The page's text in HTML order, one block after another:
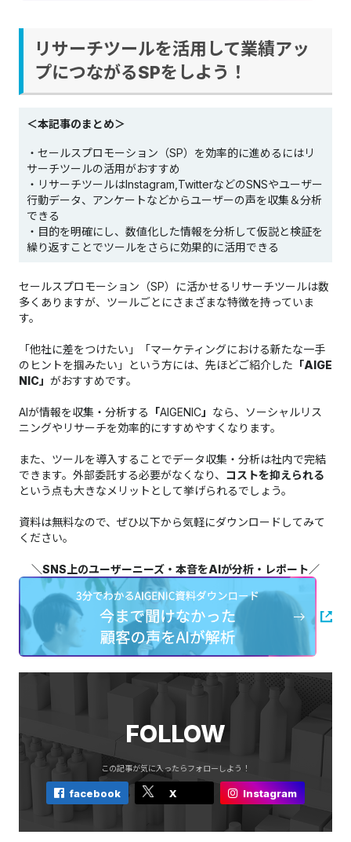
リサーチツールを活用して業績アッ
プにつながるSPをしよう！
＜本記事のまとめ＞
・セールスプロモーション（SP）を効率的に進めるにはリ
サーチツールの活用がおすすめ
・リサーチツールはInstagram,TwitterなどのSNSやユーザー
行動データ、アンケートなどからユーザーの声を収集＆分析
できる
・目的を明確にし、数値化した情報を分析して仮説と検証を
繰り返すことでツールをさらに効果的に活用できる
セールスプロモーション（SP）に活かせるリサーチツールは数
多くありますが、ツールごとにさまざまな特徴を持っていま
す。
​​​​​​​​​​​​​​「他社に差をつけたい」「マーケティングにおける新たな一手
のヒントを掴みたい」という方には、先ほどご紹介した 「AIGE
NIC」 がおすすめです。​​​​​​​​​​​​​​
AIが情報を収集・分析する 「AIGENIC」 なら、ソーシャルリス
ニングやリサーチを効率的にすすめやすくなります。
また、ツールを導入することでデータ収集・分析は社内で完結
できます。外部委託する必要がなくなり、 コストを抑えられる
という点も大きなメリットとして挙げられるでしょう。
資料は無料なので、ぜひ以下から気軽にダウンロードしてみて
ください。
＼SNS上のユーザーニーズ・本音をAIが分析・レポート／
FOLLOW
この記事が気に入ったらフォローしよう！
facebook X Instagram